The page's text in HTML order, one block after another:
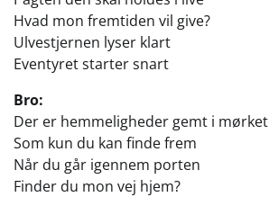
Hvad mon fremtiden vil give?
Ulvestjernen lyser klart
Eventyret starter snart
Bro:
Der er hemmeligheder gemt i mørket
Som kun du kan finde frem
Når du går igennem porten
Finder du mon vej hjem?